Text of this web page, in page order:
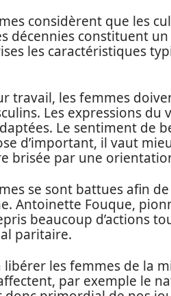
considèrent que les
décennies constituent
les caractéristiques
travail, les femmes
Les expressions du
Le sentiment de
d’important, il vaut
brisée par une
se sont battues afin
Antoinette Fouque,
beaucoup d’actions
paritaire.
libérer les femmes de la
par exemple le